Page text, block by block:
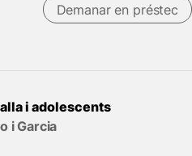
Demanar en préstec
i adolescents
i Garcia